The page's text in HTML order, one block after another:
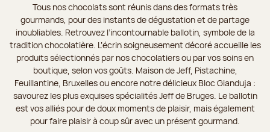
Tous nos chocolats sont réunis dans des formats très
gourmands, pour des instants de dégustation et de partage
inoubliables. Retrouvez l’incontournable ballotin, symbole de la
tradition chocolatière. L’écrin soigneusement décoré accueille les
produits sélectionnés par nos chocolatiers ou par vos soins en
boutique, selon vos goûts. Maison de Jeff, Pistachine,
Feuillantine, Bruxelles ou encore notre délicieux Bloc Gianduja :
savourez les plus exquises spécialités Jeff de Bruges. Le ballotin
est vos alliés pour de doux moments de plaisir, mais également
pour faire plaisir à coup sûr avec un présent gourmand.